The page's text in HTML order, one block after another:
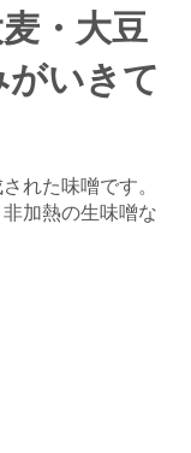
・大豆
がいきて
れた味噌です。
加熱の生味噌な